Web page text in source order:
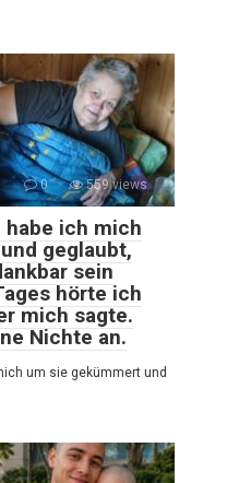
0 559 views
habe ich mich
geglaubt,
sein
hörte ich
mich sagte.
Nichte an.
um sie gekümmert und